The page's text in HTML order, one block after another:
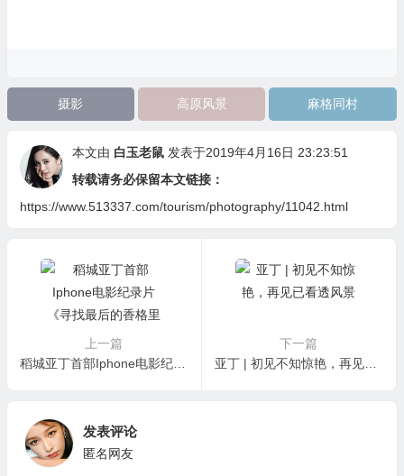
摄影 高原风景 麻格同村
本文由 白玉老鼠 发表于2019年4月16日 23:23:51
转载请务必保留本文链接：
https://www.513337.com/tourism/photography/11042.html
上一篇
稻城亚丁首部Iphone电影纪录片《寻找最后的香格里拉》
下一篇
亚丁 | 初见不知惊艳，再见已看透风景
发表评论
匿名网友